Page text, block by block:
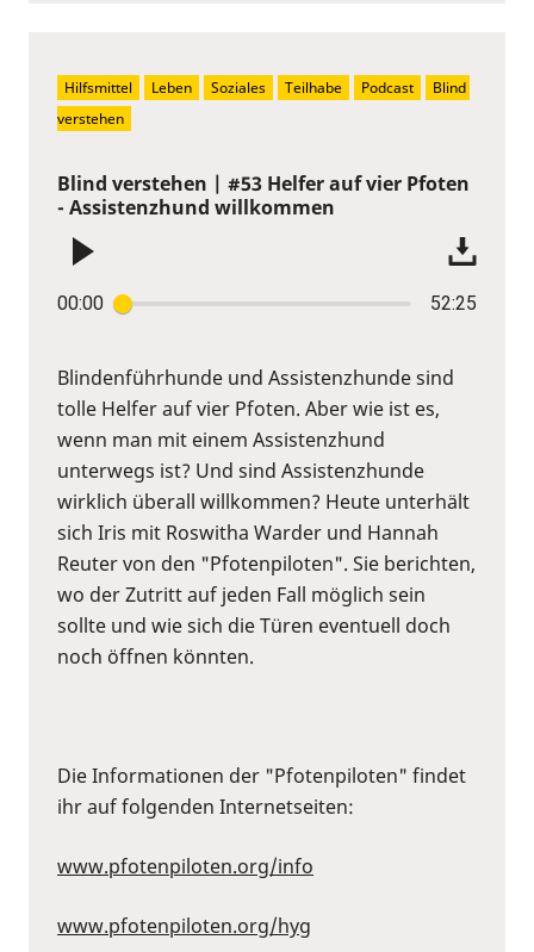
Blind verstehen | #53 Helfer auf vier Pfoten
- Assistenzhund willkommen
00:00 52:25
Blindenführhunde und Assistenzhunde sind
tolle Helfer auf vier Pfoten. Aber wie ist es,
wenn man mit einem Assistenzhund
unterwegs ist? Und sind Assistenzhunde
wirklich überall willkommen? Heute unterhält
sich Iris mit Roswitha Warder und Hannah
Reuter von den "Pfotenpiloten". Sie berichten,
wo der Zutritt auf jeden Fall möglich sein
sollte und wie sich die Türen eventuell doch
noch öffnen könnten.
Die Informationen der "Pfotenpiloten" findet
ihr auf folgenden Internetseiten:
www.pfotenpiloten.org/info
www.pfotenpiloten.org/hyg
Hilfsmittel Leben Soziales Teilhabe Podcast
Blind
verstehen